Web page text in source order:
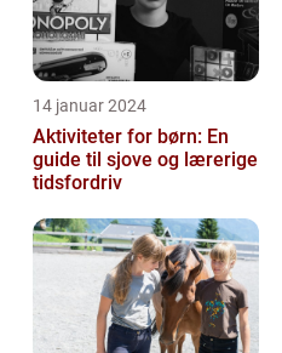
14 januar 2024
Aktiviteter for børn: En
guide til sjove og lærerige
tidsfordriv